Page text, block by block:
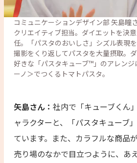
コミュニケーションデザイン部 矢島瞳
クリエイティブ担当。ダイエットを決
任。「パスタのおいしさ」シズル表現
撮影をくり返してパスタを大量摂取。ダ
好きな「パスタキューブ™」のアレン
ーノ＞でつくるトマトパスタ。
矢島さん： 社内で「キューブくん
ャラクターと、「パスタキューブ
ています。また、カラフルな商品
売り場のなかで目立つように、あ